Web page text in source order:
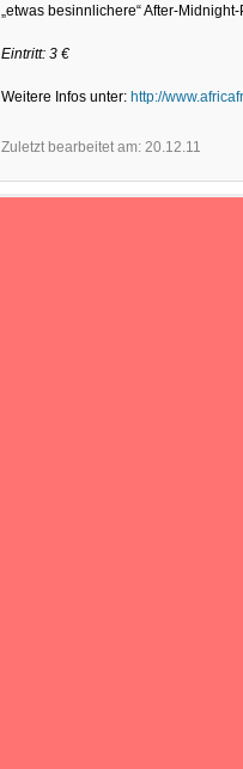
„etwas besinnlichere“ After-Midnight-
Eintritt: 3 €
Weitere Infos unter: http://
Zuletzt bearbeitet am: 20.12.11